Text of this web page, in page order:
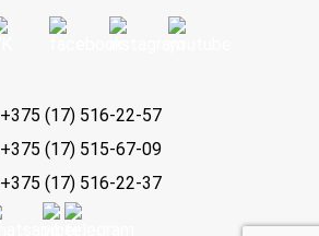
+375 (17) 516-22-57
+375 (17) 515-67-09
+375 (17) 516-22-37